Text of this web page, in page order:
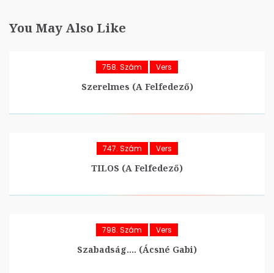
You May Also Like
758. Szám Vers
Szerelmes (A Felfedező)
747. Szám Vers
TILOS (A Felfedező)
798. Szám Vers
Szabadság…. (Ácsné Gabi)